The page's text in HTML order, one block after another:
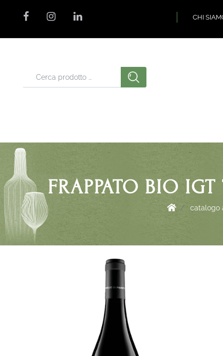
CHI
FRAPPATO BIO
catalogo